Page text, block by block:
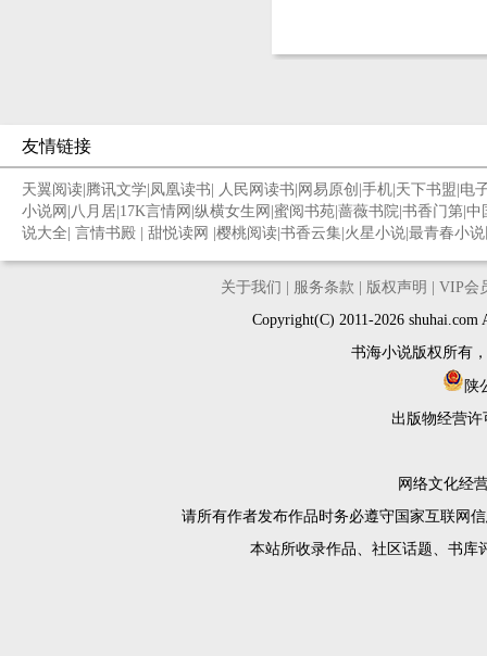
友情链接
天翼阅读 腾讯文学 凤凰读书 人民网读书 网易原创 手机 天下书盟 电
小说网 八月居 17K言情网 纵横女生网 蜜阅书苑 蔷薇书院 书香门第 中
说大全 言情书殿 甜悦读网 樱桃阅读 书香云集 火星小说 最青春小
关于我们 服务条款 版权声明
VIP会
Copyright(C) 2011-2026
书海小说版权所有
陕
出版物经营许
网络文化经
请所有作者发布作品时务必遵守国家互联网
本站所收录作品、社区话题、书库